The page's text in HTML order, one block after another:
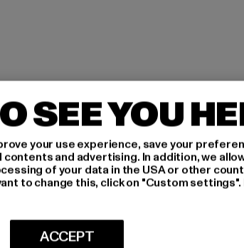
SEE YOU
your use experience, save your
and advertising. In addition, we
of your data in the USA or other
to change this, click on "Custom
ACCEPT